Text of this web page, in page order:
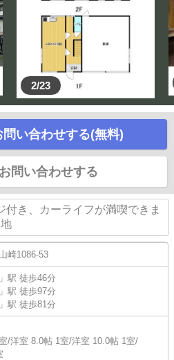
2/23
問い合わせする(無料)
問い合わせする
付き、カーライフが満喫できま
山崎1086-53
」駅 徒歩46分
」駅 徒歩97分
」駅 徒歩81分
/洋室 8.0帖 1室/洋室 10.0帖 1室/